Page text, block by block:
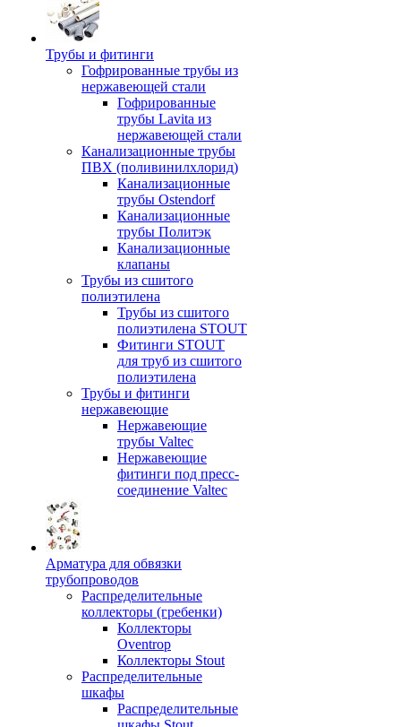
Трубы и фитинги
Гофрированные трубы из
нержавеющей стали
Гофрированные
трубы Lavita из
нержавеющей стали
Канализационные трубы
ПВХ (поливинилхлорид)
Канализационные
трубы Ostendorf
Канализационные
трубы Политэк
Канализационные
клапаны
Трубы из сшитого
полиэтилена
Трубы из сшитого
полиэтилена STOUT
Фитинги STOUT
для труб из сшитого
полиэтилена
Трубы и фитинги
нержавеющие
Нержавеющие
трубы Valtec
Нержавеющие
фитинги под пресс-
соединение Valtec
Арматура для обвязки
трубопроводов
Распределительные
коллекторы (гребенки)
Коллекторы
Oventrop
Коллекторы Stout
Распределительные
шкафы
Распределительные